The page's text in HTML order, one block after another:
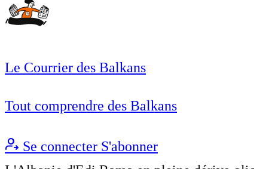
Le Courrier des Balkans
Tout comprendre des Balkans
Se connecter S'abonner